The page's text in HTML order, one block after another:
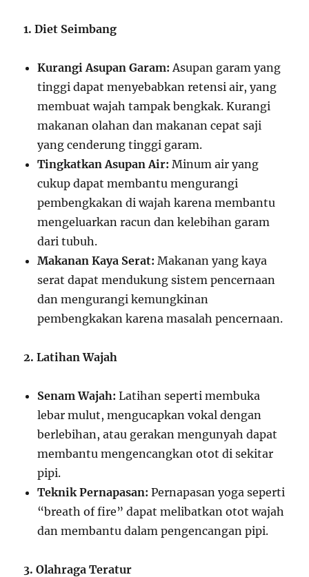
1. Diet Seimbang
Kurangi Asupan Garam: Asupan garam yang
tinggi dapat menyebabkan retensi air, yang
membuat wajah tampak bengkak. Kurangi
makanan olahan dan makanan cepat saji
yang cenderung tinggi garam.
Tingkatkan Asupan Air: Minum air yang
cukup dapat membantu mengurangi
pembengkakan di wajah karena membantu
mengeluarkan racun dan kelebihan garam
dari tubuh.
Makanan Kaya Serat: Makanan yang kaya
serat dapat mendukung sistem pencernaan
dan mengurangi kemungkinan
pembengkakan karena masalah pencernaan.
2. Latihan Wajah
Senam Wajah: Latihan seperti membuka
lebar mulut, mengucapkan vokal dengan
berlebihan, atau gerakan mengunyah dapat
membantu mengencangkan otot di sekitar
pipi.
Teknik Pernapasan: Pernapasan yoga seperti
“breath of fire” dapat melibatkan otot wajah
dan membantu dalam pengencangan pipi.
3. Olahraga Teratur